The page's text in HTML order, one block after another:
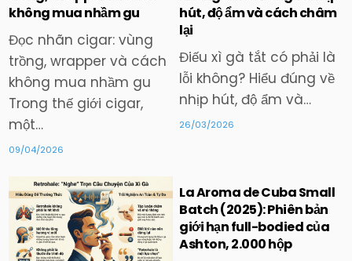
không mua nhầm gu
Đọc nhãn cigar: vùng
trồng, wrapper và cách
không mua nhầm gu
Trong thế giới cigar,
một…
09/04/2026
hút, độ ẩm và cách châm
lại
Điếu xì gà tắt có phải là
lỗi không? Hiểu đúng về
nhịp hút, độ ẩm và…
26/03/2026
Posted
in
Posted
in
La Aroma de Cuba Small
Batch (2025): Phiên bản
giới hạn full-bodied của
Ashton, 2.000 hộp